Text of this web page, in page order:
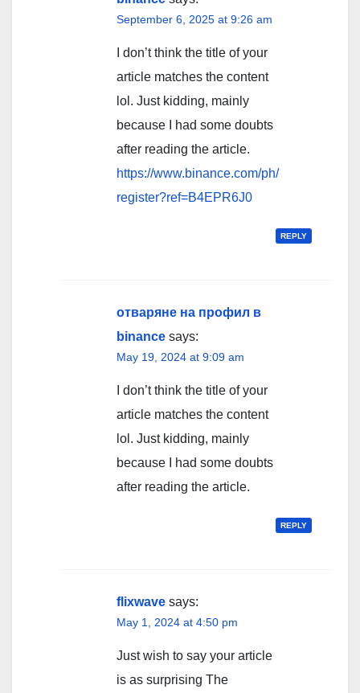
September 6, 2025 at 9:26 am
I don’t think the title of your
article matches the content
lol. Just kidding, mainly
because I had some doubts
after reading the article.
https://www.binance.com/ph/
register?ref=B4EPR6J0
REPLY
отваряне на профил в
binance says:
May 19, 2024 at 9:09 am
I don’t think the title of your
article matches the content
lol. Just kidding, mainly
because I had some doubts
after reading the article.
REPLY
flixwave says:
May 1, 2024 at 4:50 pm
Just wish to say your article
is as surprising The